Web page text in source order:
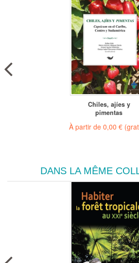
Chiles, ajíes y
pimentas
À partir de 0,00 €
DANS LA MÊME